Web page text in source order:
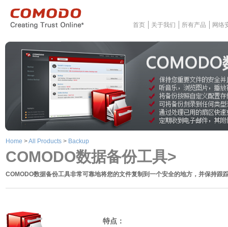
首页 关于我们 所有产品 网络
Home >All Products > Backup
COMODO数据备份工具>
COMODO数据备份工具非常可靠地将您的文件复制到一个安全的地方，并保持跟
特点：